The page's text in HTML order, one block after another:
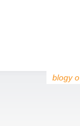
blogy